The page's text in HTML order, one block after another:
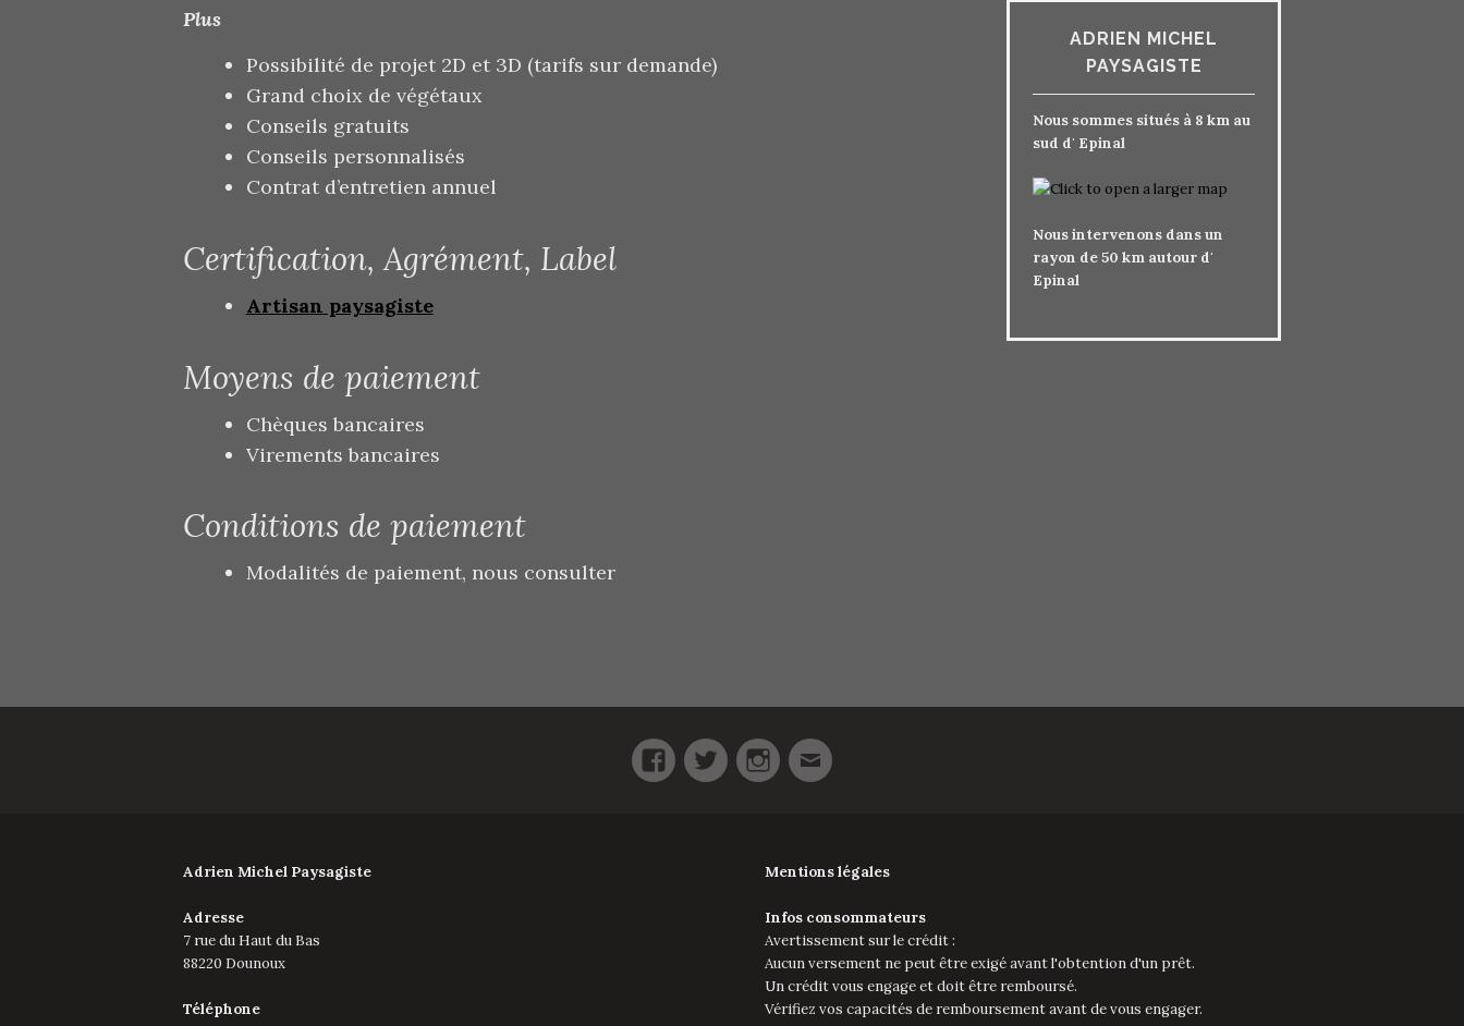
Plus
Possibilité de projet 2D et 3D (tarifs sur demande)
Grand choix de végétaux
Conseils gratuits
Conseils personnalisés
Contrat d’entretien annuel
Certification, Agrément, Label
Artisan paysagiste
Moyens de paiement
Chèques bancaires
Virements bancaires
Conditions de paiement
Modalités de paiement, nous consulter
ADRIEN MICHEL
PAYSAGISTE
Nous sommes situés à 8 km au
sud d' Epinal
Nous intervenons dans un
rayon de 50 km autour d'
Epinal
Facebook
TwitterInstagram
E-
mail
Adrien Michel Paysagiste
Adresse
7 rue du Haut du Bas
88220 Dounoux
Téléphone
Mentions légales
Infos consommateurs
Avertissement sur le crédit :
Aucun versement ne peut être exigé avant l'obtention d'un prêt.
Un crédit vous engage et doit être remboursé.
Vérifiez vos capacités de remboursement avant de vous engager.